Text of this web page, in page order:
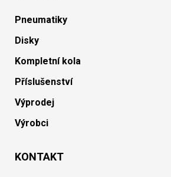
Pneumatiky
Disky
Kompletní kola
Příslušenství
Výprodej
Výrobci
KONTAKT